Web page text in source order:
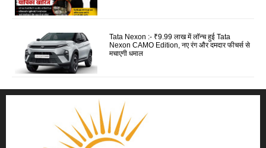
Tata Nexon :- ₹9.99 लाख में लॉन्च हुई Tata
Nexon CAMO Edition, नए रंग और दमदार फीचर्स से
मचाएगी धमाल